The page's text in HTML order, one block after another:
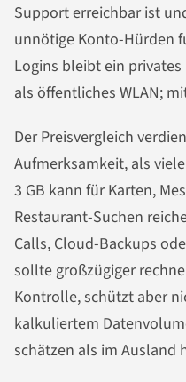
Support erreichbar ist
unnötige Konto-Hürden
Logins bleibt ein
als öffentliches WLAN;
Der Preisvergleich
Aufmerksamkeit, als
3 GB kann für Karten,
Restaurant-Suchen
Calls, Cloud-Backups
sollte großzügiger
Kontrolle, schützt aber
kalkuliertem
schätzen als im Ausland